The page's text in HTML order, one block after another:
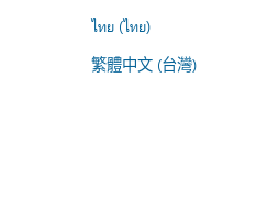
ไทย (ไทย)
繁體中文 (台灣)